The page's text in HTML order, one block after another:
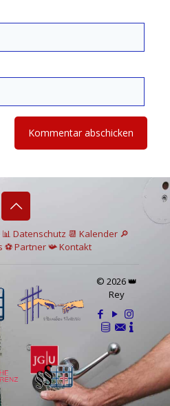
📊 Datenschutz 📆 Kalender 🔎
⚽Partner📯Kontakt
© 2026 👑
Rey